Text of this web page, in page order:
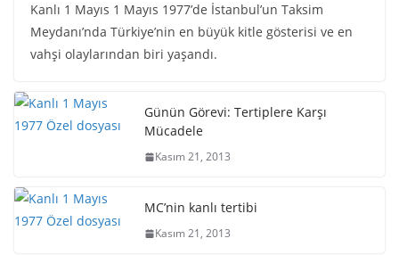
Kanlı 1 Mayıs 1 Mayıs 1977’de İstanbul’un Taksim
Meydanı’nda Türkiye’nin en büyük kitle gösterisi ve en
vahşi olaylarından biri yaşandı.
Günün Görevi: Tertiplere Karşı
Mücadele
Kasım 21, 2013
MC’nin kanlı tertibi
Kasım 21, 2013